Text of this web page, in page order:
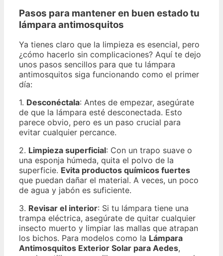
Pasos para mantener en buen estado tu
lámpara antimosquitos
Ya tienes claro que la limpieza es esencial, pero
¿cómo hacerlo sin complicaciones? Aquí te dejo
unos pasos sencillos para que tu lámpara
antimosquitos siga funcionando como el primer
día:
1. Desconéctala: Antes de empezar, asegúrate
de que la lámpara esté desconectada. Esto
parece obvio, pero es un paso crucial para
evitar cualquier percance.
2. Limpieza superficial: Con un trapo suave o
una esponja húmeda, quita el polvo de la
superficie. Evita productos químicos fuertes
que puedan dañar el material. A veces, un poco
de agua y jabón es suficiente.
3. Revisar el interior: Si tu lámpara tiene una
trampa eléctrica, asegúrate de quitar cualquier
insecto muerto y limpiar las mallas que atrapan
los bichos. Para modelos como la Lámpara
Antimosquitos Exterior Solar para Aedes,